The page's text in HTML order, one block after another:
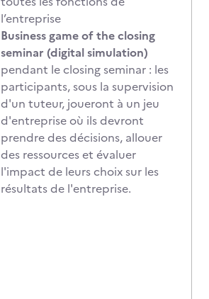
l’entreprise
Business game of the closing
seminar (digital simulation)
pendant le closing seminar : les
participants, sous la supervision
d'un tuteur, joueront à un jeu
d'entreprise où ils devront
prendre des décisions, allouer
des ressources et évaluer
l'impact de leurs choix sur les
résultats de l'entreprise.